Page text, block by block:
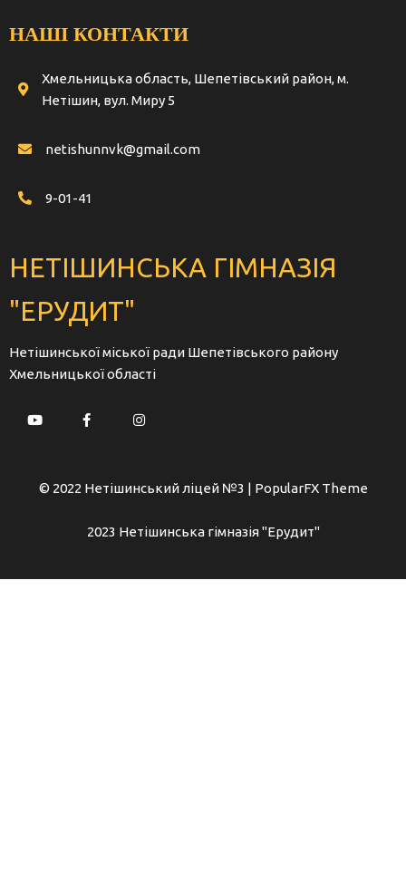
НАШІ КОНТАКТИ
Хмельницька область, Шепетівський район, м.
Нетішин, вул. Миру 5
netishunnvk@gmail.com
9-01-41
НЕТІШИНСЬКА ГІМНАЗІЯ
"ЕРУДИТ"
Нетішинської міської ради Шепетівського району
Хмельницької області
© 2022 Нетішинський ліцей №3 | PopularFX Theme
2023 Нетішинська гімназія "Ерудит"